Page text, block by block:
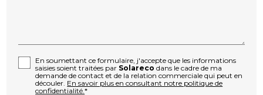
En soumettant ce formulaire, j'accepte que les informations
saisies soient traitées par Solareco dans le cadre de ma
demande de contact et de la relation commerciale qui peut en
découler. En savoir plus en consultant notre politique de
confidentialité.*